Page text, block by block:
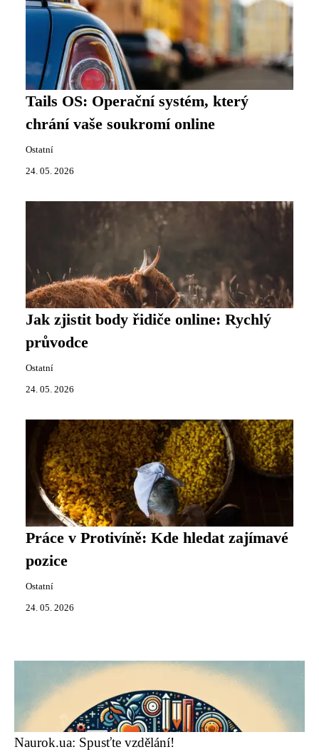
Tails OS: Operační systém, který
chrání vaše soukromí online
Ostatní
24. 05. 2026
Jak zjistit body řidiče online: Rychlý
průvodce
Ostatní
24. 05. 2026
Práce v Protivíně: Kde hledat zajímavé
pozice
Ostatní
24. 05. 2026
Naurok.ua: Spusťte vzdělání!